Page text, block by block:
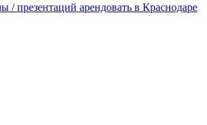
/ презентаций арендовать в Краснодаре